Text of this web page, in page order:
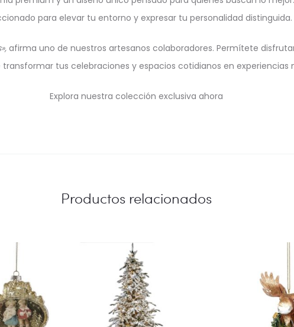
para elevar tu entorno y expresar tu personalidad distinguida.
afirma uno de nuestros artesanos colaboradores. Permítete
tus celebraciones y espacios cotidianos en experiencias
Explora nuestra colección exclusiva ahora
Productos relacionados